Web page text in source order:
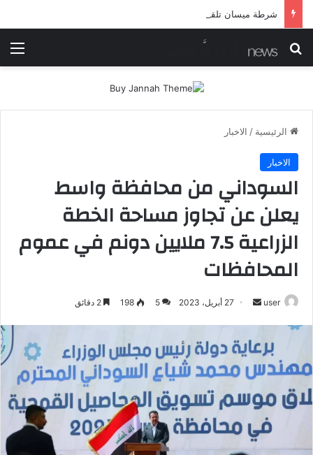
بحث عن
الرئيسية / الاخبار
الاخبار
السوداني من محافظة واسط
يعلن عن تجاوز مساحة الخطة
الزراعية 7.5 ملايين دونم في عموم
المحافظات
user
أرسل 27 أبريل، 2023 5
198